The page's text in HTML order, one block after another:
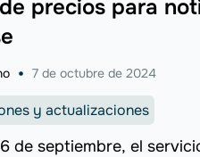
precios para
7 de octubre de 2024
y actualizaciones
de septiembre, el